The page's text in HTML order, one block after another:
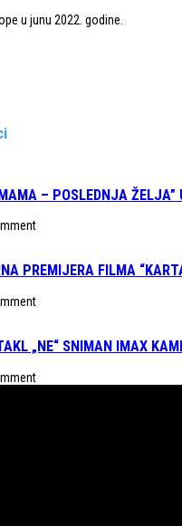
u junu 2022. godine.
– POSLEDNJA ŽELJA”
PREMIJERA FILMA
„NE“ SNIMAN IMAX